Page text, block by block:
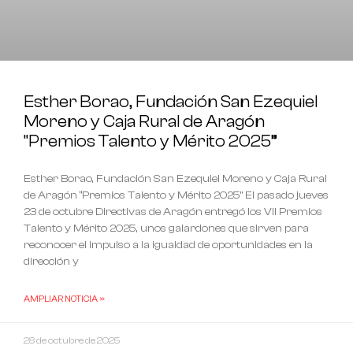
Esther Borao, Fundación San Ezequiel
Moreno y Caja Rural de Aragón
“Premios Talento y Mérito 2025”
Esther Borao, Fundación San Ezequiel Moreno y Caja Rural
de Aragón “Premios Talento y Mérito 2025” El pasado jueves
23 de octubre Directivas de Aragón entregó los VII Premios
Talento y Mérito 2025, unos galardones que sirven para
reconocer el impulso a la igualdad de oportunidades en la
dirección y
AMPLIAR NOTICIA »
28 de octubre de 2025